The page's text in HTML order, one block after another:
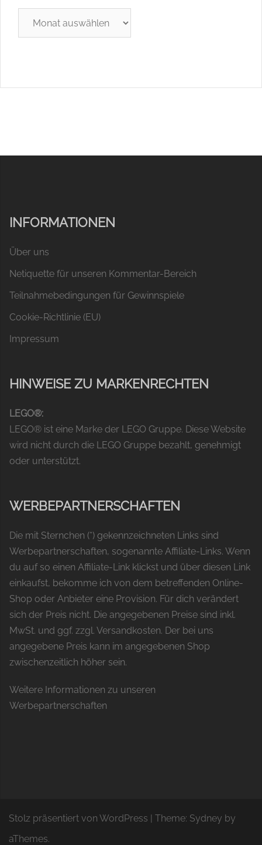
INFORMATIONEN
Über uns
Netiquette für unseren Kommentar-Bereich
Teilnahmebedingungen für Gewinnspiele
Cookie-Richtlinie (EU)
Impressum
HINWEISE ZU MARKENRECHTEN
LEGO®:
LEGO® ist eine Marke der LEGO Gruppe. Diese Website
wird nicht durch die LEGO Gruppe bezahlt, genehmigt
oder unterstützt.
WERBEPARTNERSCHAFTEN
Die mit Sternchen (*) gekennzeichneten Links sind
Werbepartnerschaften, sogenannte Affiliate-Links. Wenn
du auf so einen Affiliate-Link klickst und über diesen Link
einkaufst, bekomme ich von dem betreffenden Online-
Shop oder Anbieter eine Provision. Für dich verändert
sich der Preis nicht. Die angegebenen Preise sind inkl.
MwSt. und ggf. zzgl. Versandkosten. Der bei uns
angegebene Preis kann im angegebenen Shop
zwischenzeitlich höher sein.
Weitere Informationen zu unseren
Werbepartnerschaften
Stolz präsentiert von WordPress | Theme: Sydney by
aThemes.